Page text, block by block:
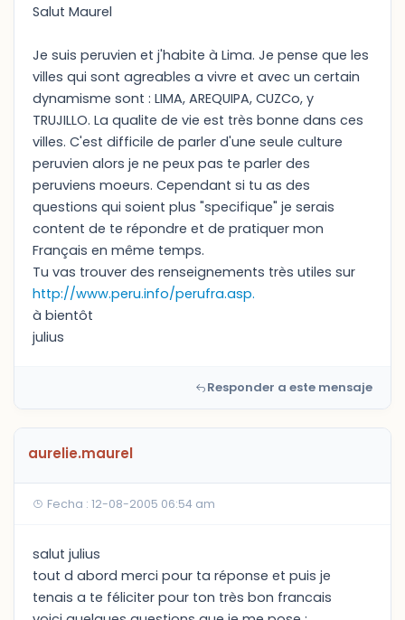
Salut Maurel
Je suis peruvien et j'habite à Lima. Je pense que les
villes qui sont agreables a vivre et avec un certain
dynamisme sont : LIMA, AREQUIPA, CUZCo, y
TRUJILLO. La qualite de vie est très bonne dans ces
villes. C'est difficile de parler d'une seule culture
peruvien alors je ne peux pas te parler des
peruviens moeurs. Cependant si tu as des
questions qui soient plus "specifique" je serais
content de te répondre et de pratiquer mon
Français en même temps.
Tu vas trouver des renseignements très utiles sur
http://www.peru.info/perufra.asp.
à bientôt
julius
Responder a este mensaje
aurelie.maurel
Fecha : 12-08-2005 06:54 am
salut julius
tout d abord merci pour ta réponse et puis je
tenais a te féliciter pour ton très bon francais